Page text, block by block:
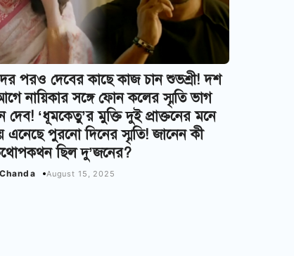
পরও দেবের কাছে কাজ চান শুভশ্রী! দশ
নায়িকার সঙ্গে ফোন কলের স্মৃতি ভাগ
দেব! ‘ধূমকেতু’র মুক্তি দুই প্রাক্তনের মনে
এনেছে পুরনো দিনের স্মৃতি! জানেন কী
ছিল দু’জনের?
August 15, 2025